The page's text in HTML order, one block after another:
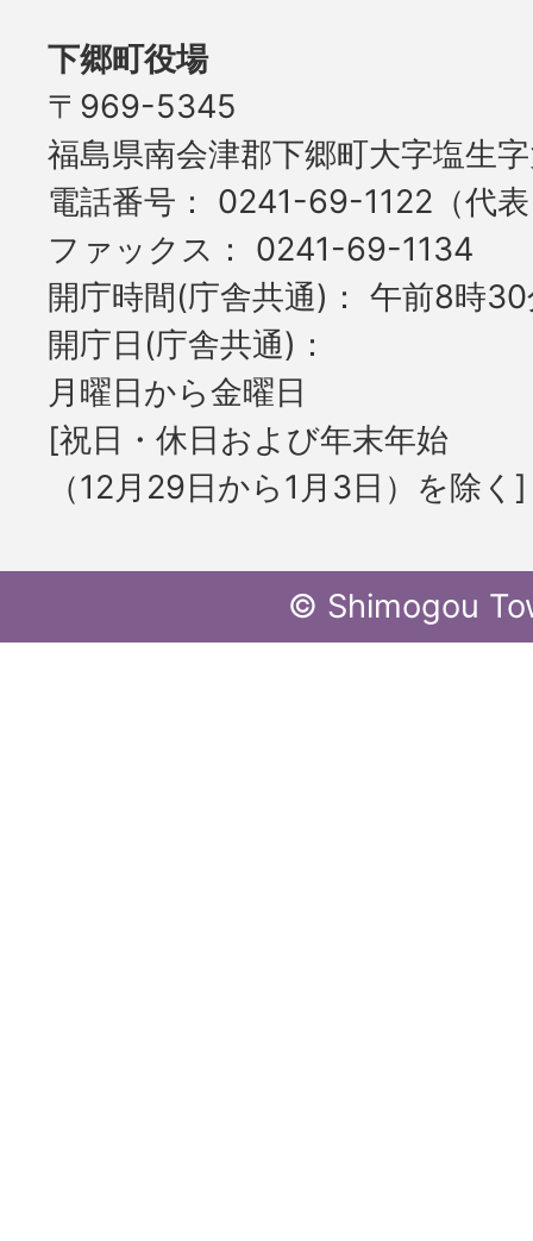
下郷町役場
〒969-5345
福島県南会津郡下郷町大字塩生
電話番号
0241-69-1122（代
ファックス
0241-69-1134
開庁時間(庁舎共通)
午前8時
開庁日(庁舎共通)
月曜日から金曜日
[祝日・休日および年末年始
（12月29日から1月3日）を除く]
© Shimogou